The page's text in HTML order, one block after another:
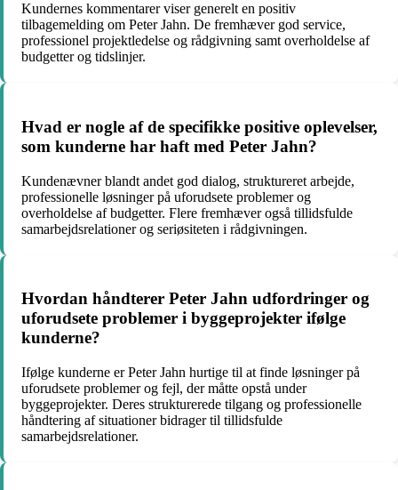
Kundernes kommentarer viser generelt en positiv
tilbagemelding om Peter Jahn. De fremhæver god service,
professionel projektledelse og rådgivning samt overholdelse af
budgetter og tidslinjer.
Hvad er nogle af de specifikke positive oplevelser,
som kunderne har haft med Peter Jahn?
Kundenævner blandt andet god dialog, struktureret arbejde,
professionelle løsninger på uforudsete problemer og
overholdelse af budgetter. Flere fremhæver også tillidsfulde
samarbejdsrelationer og seriøsiteten i rådgivningen.
Hvordan håndterer Peter Jahn udfordringer og
uforudsete problemer i byggeprojekter ifølge
kunderne?
Ifølge kunderne er Peter Jahn hurtige til at finde løsninger på
uforudsete problemer og fejl, der måtte opstå under
byggeprojekter. Deres strukturerede tilgang og professionelle
håndtering af situationer bidrager til tillidsfulde
samarbejdsrelationer.